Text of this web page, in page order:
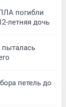
погибли
летняя дочь
пыталась
петель до